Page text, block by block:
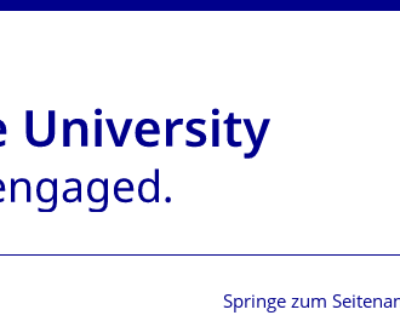
Springe zum